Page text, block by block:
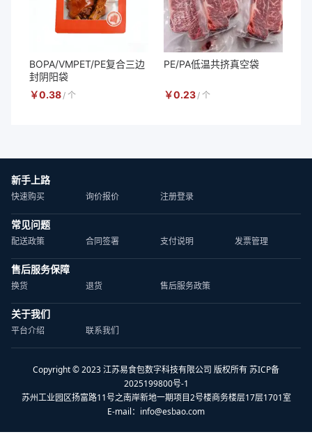
BOPA/VMPET/PE复合三边
封阴阳袋
￥0.38 / 个
PE/PA低温共挤真空袋
￥0.23 / 个
新手上路
快速购买 询价报价 注册登录
常见问题
配送政策 合同签署 支付说明 发票管理
售后服务保障
换货 退货 售后服务政策
关于我们
平台介绍 联系我们
Copyright © 2023 江苏易食包数字科技有限公司 版权所有 苏ICP备
2025199800号-1
苏州工业园区扬富路11号之南岸新地一期项目2号楼商务楼层17层1701室
E-mail： info@esbao.com